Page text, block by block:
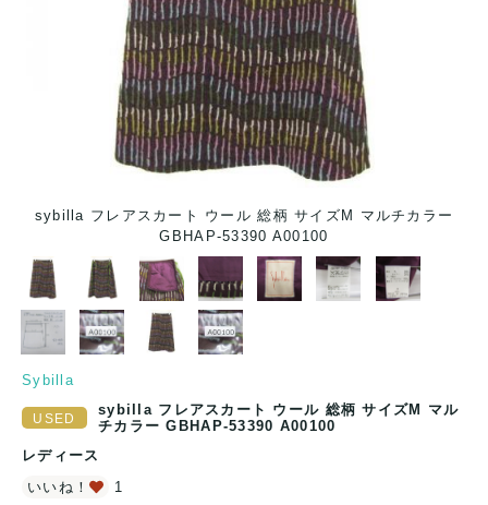
sybilla フレアスカート ウール 総柄 サイズM マルチカラー
GBHAP-53390 A00100
Sybilla
sybilla フレアスカート ウール 総柄 サイズM マル
チカラー GBHAP-53390 A00100
レディース
いいね！
1